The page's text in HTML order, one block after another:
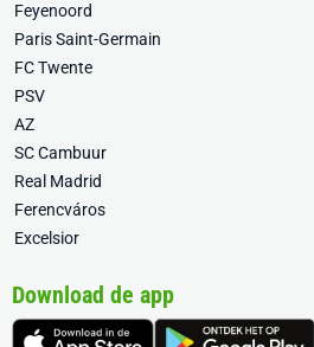
Feyenoord
Paris Saint-Germain
FC Twente
PSV
AZ
SC Cambuur
Real Madrid
Ferencváros
Excelsior
Download de app